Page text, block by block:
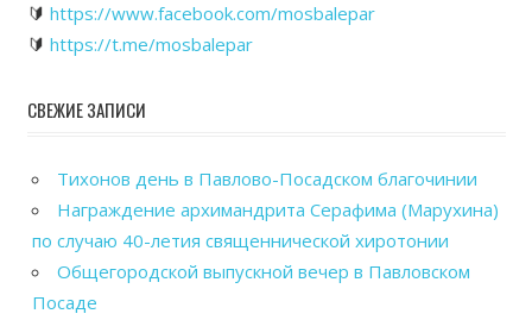
🔰 https://www.facebook.com/mosbalepar
🔰 https://t.me/mosbalepar
СВЕЖИЕ ЗАПИСИ
Тихонов день в Павлово-Посадском благочинии
Награждение архимандрита Серафима (Марухина)
по случаю 40-летия священнической хиротонии
Общегородской выпускной вечер в Павловском
Посаде